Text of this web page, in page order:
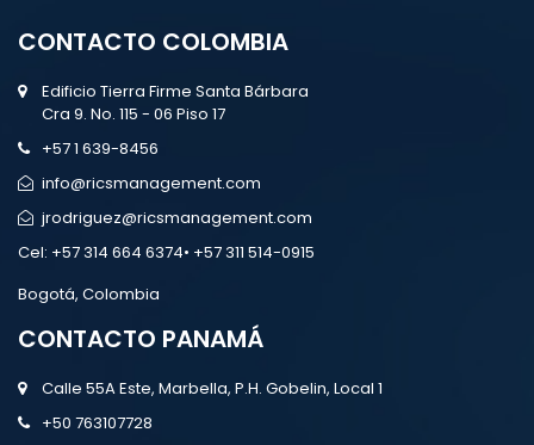
CONTACTO COLOMBIA
Edificio Tierra Firme Santa Bárbara
Cra 9. No. 115 - 06 Piso 17
+57 1 639-8456
info@ricsmanagement.com
jrodriguez@ricsmanagement.com
Cel: +57 314 664 6374• +57 311 514-0915
Bogotá, Colombia
CONTACTO PANAMÁ
Calle 55A Este, Marbella, P.H. Gobelin, Local 1
+50 763107728